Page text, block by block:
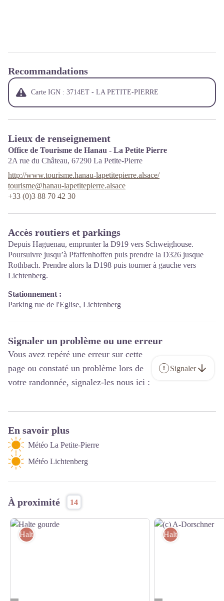
Recommandations
Carte IGN : 3714ET - LA PETITE-PIERRE
Lieux de renseignement
Office de Tourisme de Hanau - La Petite Pierre
2A rue du Château, 67290 La Petite-Pierre
http://www.tourisme.hanau-lapetitepierre.alsace/
tourisme@hanau-lapetitepierre.alsace
+33 (0)3 88 70 42 30
Accès routiers et parkings
Depuis Haguenau, emprunter la D919 vers Schweighouse.
Poursuivre jusqu’à Pfaffenhoffen puis prendre la D326 jusque
Rothbach. Prendre alors la D198 puis tourner à gauche vers
Lichtenberg.
Stationnement :
Parking rue de l'Eglise, Lichtenberg
Signaler un problème ou une erreur
Vous avez repéré une erreur sur cette
page ou constaté un problème lors de
votre randonnée, signalez-les nous ici :
Signaler
En savoir plus
Météo La Petite-Pierre
Météo Lichtenberg
À proximité 14
Haltes Gourde Haltes Gourde